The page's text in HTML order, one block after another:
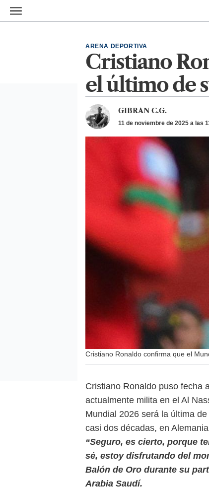
Ir al contenido principal
Cristiano
el último de
ARENA DEPORTIVA
GIBRAN C.G.
11 de noviembre de 2025 a las
Cristiano Ronaldo confirma que el
Cristiano Ronaldo puso fecha
actualmente milita en el Al
Mundial 2026 será la última
casi dos décadas, en
“Seguro, es cierto, porque
sé, estoy disfrutando del
Balón de Oro durante su
Arabia Saudí.